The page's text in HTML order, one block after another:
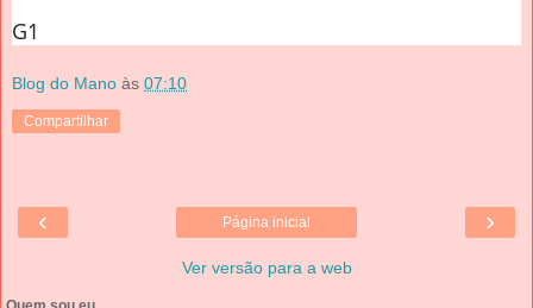
G1
Blog do Mano às 07:10
Compartilhar
‹ ›
Página inicial
Ver versão para a web